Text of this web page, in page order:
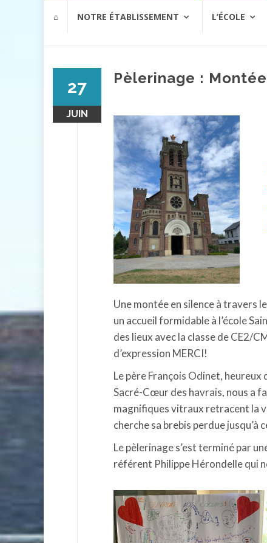
⌂ NOTRE ÉTABLISSEMENT L’ÉCOLE
27
JUIN
Pèlerinage :
Une montée en silence à travers
un accueil formidable à l’école
des lieux avec la classe de CE2/
d’expression MERCI!
Le père François Odinet,
Sacré-Cœur des havrais, nous a
magnifiques vitraux retracent la
cherche sa brebis perdue jusqu’à
Le pèlerinage s’est terminé par
référent Philippe Hérondelle qui